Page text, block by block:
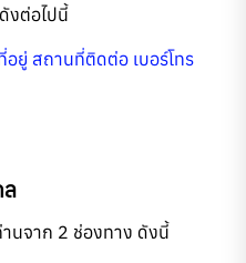
งต่อไปนี้
ยู่ สถานที่ติดต่อ เบอร์โทร
นจาก 2 ช่องทาง ดังนี้